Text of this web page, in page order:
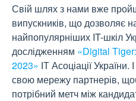
Свій шлях з нами вже
випускників, що дозволяє
найпопулярніших IT-шкіл
дослідженням «Digital
2023» ІТ Асоціації
свою мережу партнерів,
потрібний метч між